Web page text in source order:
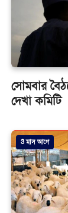
সোমবার
দেখা কমিটি
3 মাস আগে